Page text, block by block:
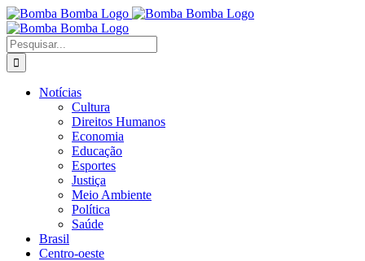
Ir
para
o
conteúdo
Buscar
resultados
para:
Notícias
Cultura
Direitos Humanos
Economia
Educação
Esportes
Justiça
Meio Ambiente
Política
Saúde
Brasil
Centro-oeste